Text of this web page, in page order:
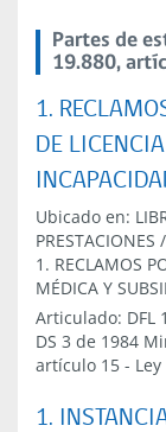
los
públicos
La
a que se
superior a
Si se
llamada a
recurrido el
medio,
La
Artículo
59
Partes de
19.880,
1.
DE
Ubicado en:
PRESTACIONES /
1. RECLAMOS
MÉDICA Y
Articulado: DFL
DS 3 de 1984
artículo 15 -
1.